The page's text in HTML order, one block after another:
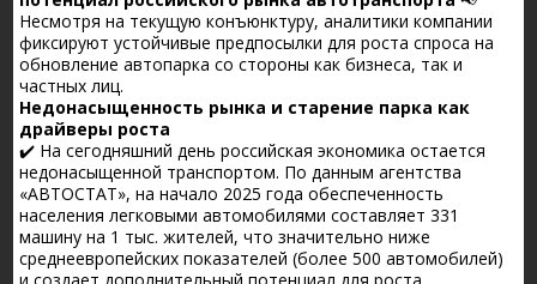
Несмотря на текущую конъюнктуру, аналитики компании
фиксируют устойчивые предпосылки для роста спроса на
обновление автопарка со стороны как бизнеса, так и
частных лиц.
Недонасыщенность рынка и старение парка как
драйверы роста
✔️ На сегодняшний день российская экономика остается
недонасыщенной транспортом. По данным агентства
«АВТОСТАТ», на начало 2025 года обеспеченность
населения легковыми автомобилями составляет 331
машину на 1 тыс. жителей, что значительно ниже
среднеевропейских показателей (более 500 автомобилей)